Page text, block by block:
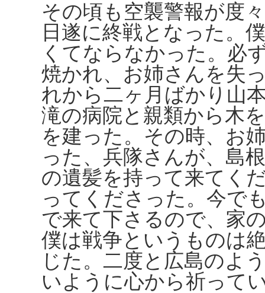
その頃も空襲警報が度
日遂に終戦となった。
くてならなかった。必
焼かれ、お姉さんを失
れから二ヶ月ばかり山
滝の病院と親類から木
を建った。その時、お
った、兵隊さんが、島
の遺髪を持って来てく
ってくださった。今で
で来て下さるので、家
僕は戦争というものは
じた。二度と広島のよ
いように心から祈って